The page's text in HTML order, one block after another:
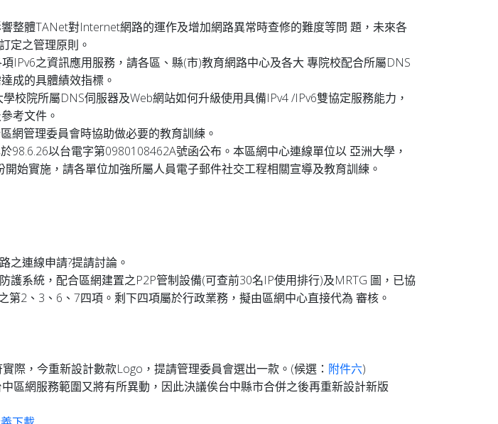
整體TANet對Internet網路的運作及增加網路異常時查修的難度等問 題，未來各
定之管理原則。
IPv6之資訊應用服務，請各區、縣(市)教育網路中心及各大 專院校配合所屬DNS
成的具體績效指標。
校院所屬DNS伺服器及Web網站如何升級使用具備IPv4 /IPv6雙協定服務能力，
考文件。
網管理委員會時協助做必要的教育訓練。
以台電字第0980108462A號函公布。本區網中心連線單位以 亞洲大學，
始實施，請各單位加強所屬人員電子郵件社交工程相關宣導及教育訓練。
之連線申請?提請討論。
系統，配合區網建置之P2P管制設備(可查前30名IP使用排行)及MRTG 圖，已協
2、3、6、7四項。剩下四項屬於行政業務，擬由區網中心直接代為 審核。
際，今重新設計數款Logo，提請管理委員會選出一款。(候選： 附件六)
區網服務範圍又將有所異動，因此決議俟台中縣市合併之後再重新設計新版